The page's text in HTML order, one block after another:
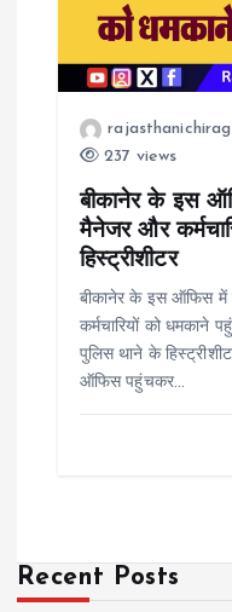
rajasthanichirag
237 views
बीकानेर के इस
मैनेजर और
हिस्ट्रीशीटर
बीकानेर के इस ऑफिस में
कर्मचारियों को धमकाने
पुलिस थाने के
ऑफिस पहुंचकर…
Recent Posts